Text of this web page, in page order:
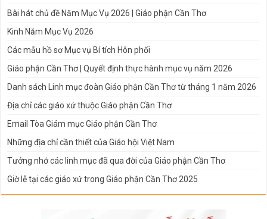
Bài hát chủ đề Năm Mục Vụ 2026 | Giáo phận Cần Thơ
Kinh Năm Mục Vụ 2026
Các mẫu hồ sơ Mục vụ Bí tích Hôn phối
Giáo phận Cần Thơ | Quyết định thực hành mục vụ năm 2026
Danh sách Linh mục đoàn Giáo phận Cần Thơ từ tháng 1 năm 2026
Địa chỉ các giáo xứ thuộc Giáo phận Cần Thơ
Email Tòa Giám mục Giáo phận Cần Thơ
Những địa chỉ cần thiết của Giáo hội Việt Nam
Tưởng nhớ các linh mục đã qua đời của Giáo phận Cần Thơ
Giờ lễ tại các giáo xứ trong Giáo phận Cần Thơ 2025